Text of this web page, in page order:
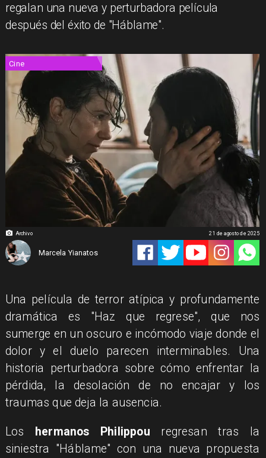
regalan una nueva y perturbadora película
después del éxito de "Háblame".
Archivo
Cine
Marcela Yianatos
21 de agosto de 2025
Una película de terror atípica y profundamente
dramática es "Haz que regrese", que nos
sumerge en un oscuro e incómodo viaje donde el
dolor y el duelo parecen interminables. Una
historia perturbadora sobre cómo enfrentar la
pérdida, la desolación de no encajar y los
traumas que deja la ausencia.
Los hermanos Philippou regresan tras la
siniestra "Háblame" con una nueva propuesta